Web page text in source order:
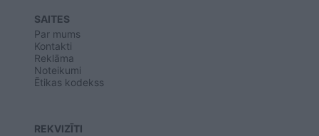
SAITES
Par mums
Kontakti
Reklāma
Noteikumi
Ētikas kodekss
REKVIZĪTI